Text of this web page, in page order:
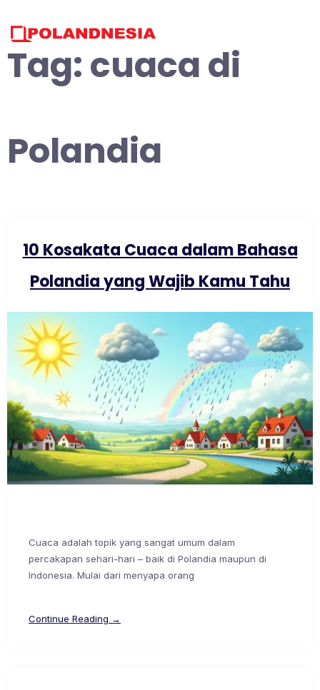
content
Tag:cuaca di
Polandia
10 Kosakata Cuaca dalam Bahasa
Polandia yang Wajib Kamu Tahu
Cuaca adalah topik yang sangat umum dalam
percakapan sehari-hari – baik di Polandia maupun di
Indonesia. Mulai dari menyapa orang
Continue Reading →